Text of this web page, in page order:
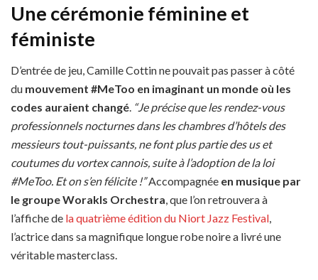
Une cérémonie féminine et
féministe
D’entrée de jeu, Camille Cottin ne pouvait pas passer à côté
du mouvement #MeToo en imaginant un monde où les
codes auraient changé. “Je précise que les rendez-vous
professionnels nocturnes dans les chambres d’hôtels des
messieurs tout-puissants, ne font plus partie des us et
coutumes du vortex cannois, suite à l’adoption de la loi
#MeToo. Et on s’en félicite !”Accompagnée en musique par
le groupe Worakls Orchestra, que l’on retrouvera à
l’affiche de la quatrième édition du Niort Jazz Festival,
l’actrice dans sa magnifique longue robe noire a livré une
véritable masterclass.